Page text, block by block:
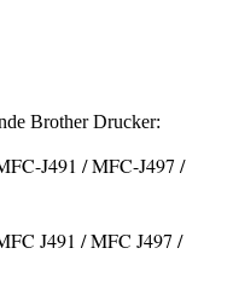
Brother Drucker:
J491 / MFC-J497 /
J491 / MFC J497 /